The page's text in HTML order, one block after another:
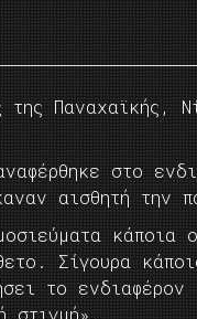
της Παναχαϊκής,
στο
αισθητή την
Σίγουρα
το
στιγμή».